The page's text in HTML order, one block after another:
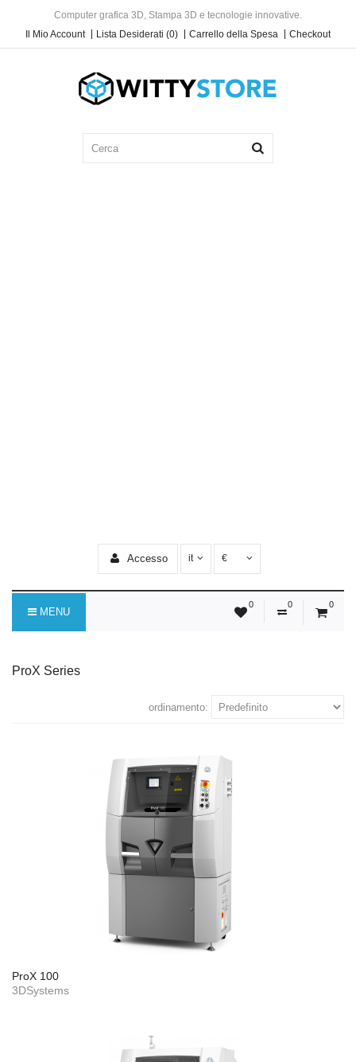
Computer grafica 3D, Stampa 3D e tecnologie innovative.
Il Mio Account
Lista Desiderati (0) Carrello della Spesa Checkout
Accesso it €
0 0 0
MENU
ProX Series
ordinamento:
ProX 100
3DSystems